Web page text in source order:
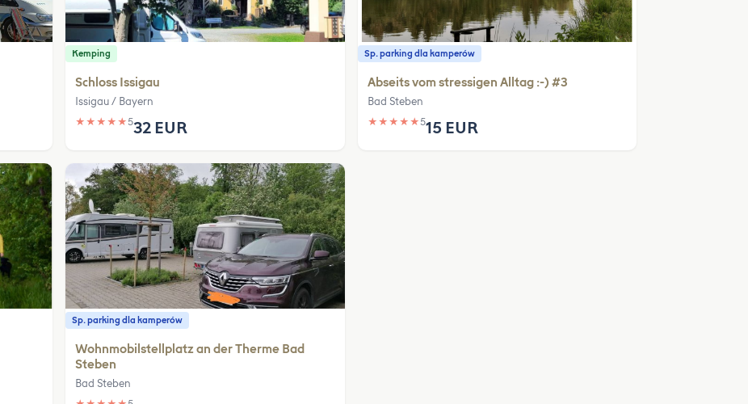
Kemping
Schloss Issigau
Issigau / Bayern
★ ★ ★ ★ ★532 EUR
Sp. parking dla kamperów
Abseits vom stressigen Alltag :-) #3
Bad Steben
★ ★ ★ ★ ★515 EUR
Sp. parking dla kamperów
Wohnmobilstellplatz an der Therme Bad
Steben
Bad Steben